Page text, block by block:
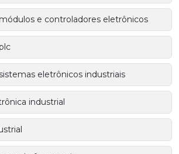
e controladores eletrônicos
eletrônicos industriais
industrial